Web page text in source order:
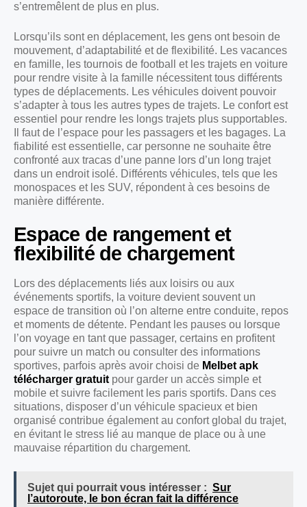
s’entremêlent de plus en plus.
Lorsqu’ils sont en déplacement, les gens ont besoin de
mouvement, d’adaptabilité et de flexibilité. Les vacances
en famille, les tournois de football et les trajets en voiture
pour rendre visite à la famille nécessitent tous différents
types de déplacements. Les véhicules doivent pouvoir
s’adapter à tous les autres types de trajets. Le confort est
essentiel pour rendre les longs trajets plus supportables.
Il faut de l’espace pour les passagers et les bagages. La
fiabilité est essentielle, car personne ne souhaite être
confronté aux tracas d’une panne lors d’un long trajet
dans un endroit isolé. Différents véhicules, tels que les
monospaces et les SUV, répondent à ces besoins de
manière différente.
Espace de rangement et
flexibilité de chargement
Lors des déplacements liés aux loisirs ou aux
événements sportifs, la voiture devient souvent un
espace de transition où l’on alterne entre conduite, repos
et moments de détente. Pendant les pauses ou lorsque
l’on voyage en tant que passager, certains en profitent
pour suivre un match ou consulter des informations
sportives, parfois après avoir choisi de Melbet apk
télécharger gratuit pour garder un accès simple et
mobile et suivre facilement les paris sportifs. Dans ces
situations, disposer d’un véhicule spacieux et bien
organisé contribue également au confort global du trajet,
en évitant le stress lié au manque de place ou à une
mauvaise répartition du chargement.
Sujet qui pourrait vous intéresser : Sur
l’autoroute, le bon écran fait la différence